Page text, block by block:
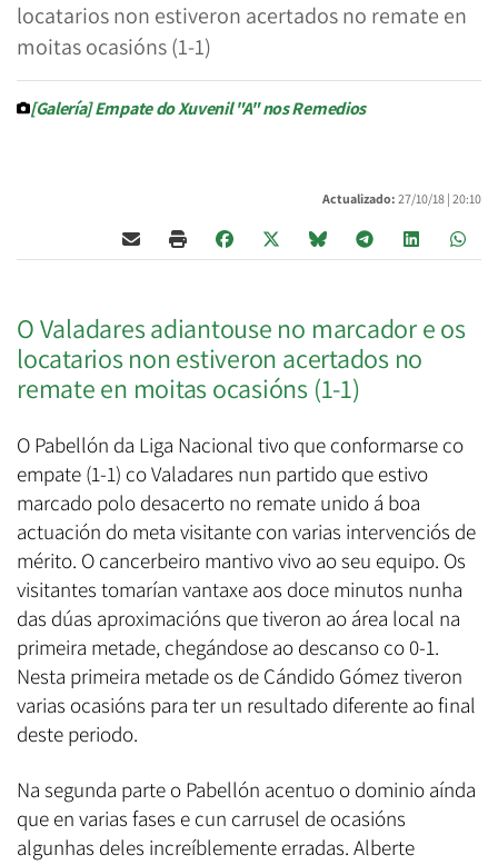
locatarios non estiveron acertados no remate en
moitas ocasións (1-1)
[Galería] Empate do Xuvenil "A" nos Remedios
Actualizado: 27/10/18 | 20:10
O Valadares adiantouse no marcador e os
locatarios non estiveron acertados no
remate en moitas ocasións (1-1)
O Pabellón da Liga Nacional tivo que conformarse co
empate (1-1) co Valadares nun partido que estivo
marcado polo desacerto no remate unido á boa
actuación do meta visitante con varias intervenciós de
mérito. O cancerbeiro mantivo vivo ao seu equipo. Os
visitantes tomarían vantaxe aos doce minutos nunha
das dúas aproximacións que tiveron ao área local na
primeira metade, chegándose ao descanso co 0-1.
Nesta primeira metade os de Cándido Gómez tiveron
varias ocasións para ter un resultado diferente ao final
deste periodo.
Na segunda parte o Pabellón acentuo o dominio aínda
que en varias fases e cun carrusel de ocasións
algunhas deles increíblemente erradas. Alberte